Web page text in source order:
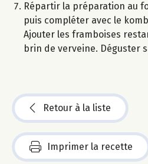
Répartir la préparation au
puis compléter avec le
Ajouter les framboises
brin de verveine. Déguster
Retour à la liste
Imprimer la recette